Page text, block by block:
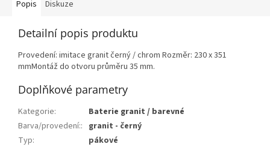
Popis Diskuze
Detailní popis produktu
Provedení: imitace granit černý / chrom Rozměr: 230 x 351
mmMontáž do otvoru průměru 35 mm.
Doplňkové parametry
Kategorie:
Baterie granit / barevné
Barva/provedení:: granit - černý
Typ:
pákové